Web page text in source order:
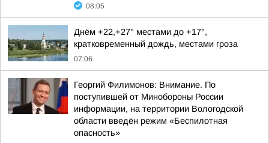
08:05
Днём +22,+27° местами до +17°,
кратковременный дождь, местами гроза
07:06
Георгий Филимонов: Внимание. По
поступившей от Минобороны России
информации, на территории Вологодской
области введён режим «Беспилотная
опасность»